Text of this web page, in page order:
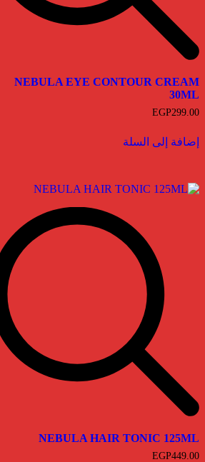
NEBULA EYE CONTOUR CREAM
30ML
EGP299.00
إضافة إلى السلة
NEBULA HAIR TONIC 125ML
EGP449.00